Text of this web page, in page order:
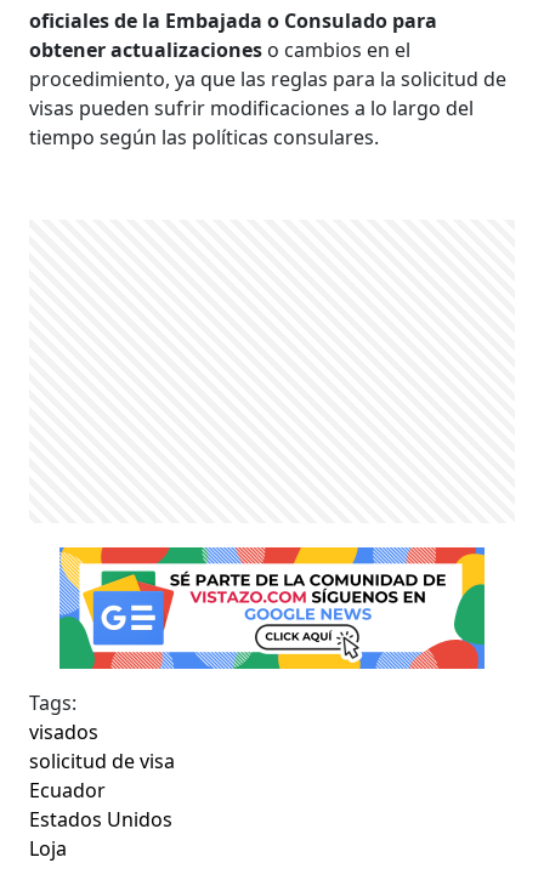
oficiales de la Embajada o Consulado para
obtener actualizaciones o cambios en el
procedimiento, ya que las reglas para la solicitud de
visas pueden sufrir modificaciones a lo largo del
tiempo según las políticas consulares.
Tags:
visados
solicitud de visa
Ecuador
Estados Unidos
Loja